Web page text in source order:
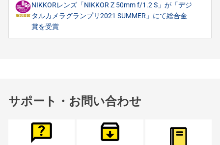
NIKKORレンズ「NIKKOR Z 50mm f/1.2 S」が「デジ
タルカメラグランプリ2021 SUMMER」にて総合金
賞を受賞
サポート・お問い合わせ